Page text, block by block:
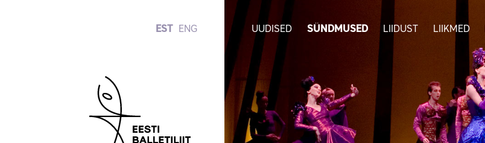
EST ENG UUDISED SÜNDMUSED LIIDUST LIIKMED